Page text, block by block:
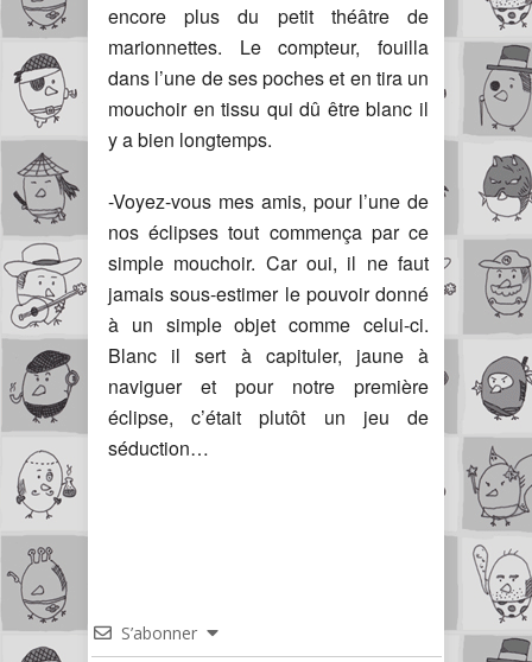
encore plus du petit théâtre de
marionnettes. Le compteur, fouilla
dans l’une de ses poches et en tira un
mouchoir en tissu qui dû être blanc il
y a bien longtemps.
-Voyez-vous mes amis, pour l’une de
nos éclipses tout commença par ce
simple mouchoir. Car oui, il ne faut
jamais sous-estimer le pouvoir donné
à un simple objet comme celui-ci.
Blanc il sert à capituler, jaune à
naviguer et pour notre première
éclipse, c’était plutôt un jeu de
séduction…
S’abonner